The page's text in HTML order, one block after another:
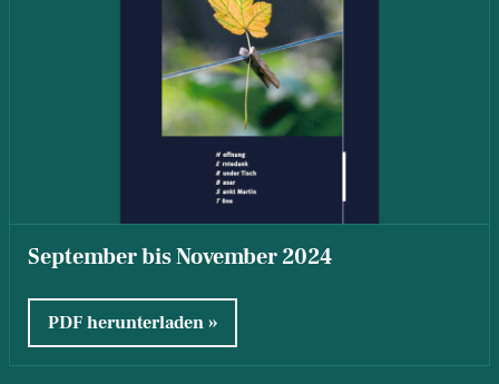
September bis November 2024
PDF herunterladen